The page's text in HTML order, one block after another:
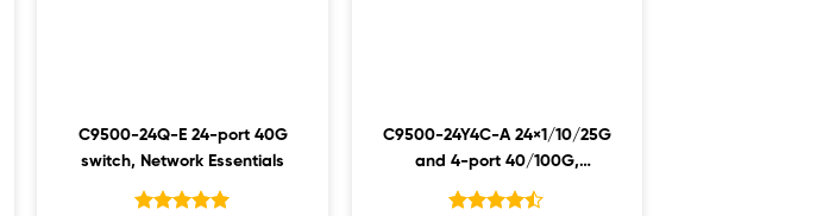
C9500-24Q-E 24-port 40G
switch, Network Essentials
C9500-24Y4C-A 24×1/10/25G
and 4-port 40/100G,
Advantage